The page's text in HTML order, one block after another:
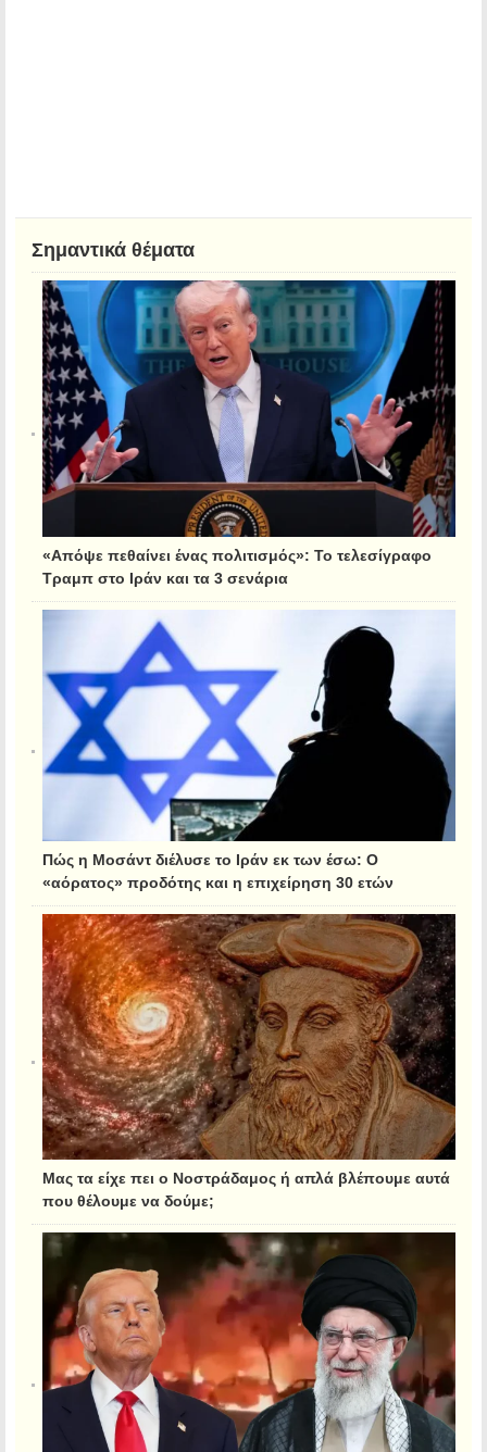
Σημαντικά θέματα
«Απόψε πεθαίνει ένας πολιτισμός»: Το τελεσίγραφο
Τραμπ στο Ιράν και τα 3 σενάρια
Πώς η Μοσάντ διέλυσε το Ιράν εκ των έσω: Ο
«αόρατος» προδότης και η επιχείρηση 30 ετών
Μας τα είχε πει ο Νοστράδαμος ή απλά βλέπουμε αυτά
που θέλουμε να δούμε;